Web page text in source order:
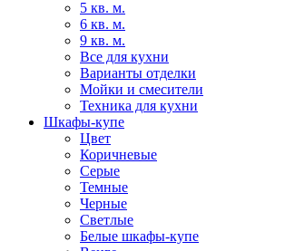
5 кв. м.
6 кв. м.
9 кв. м.
Все для кухни
Варианты отделки
Мойки и смесители
Техника для кухни
Шкафы-купе
Цвет
Коричневые
Серые
Темные
Черные
Светлые
Белые шкафы-купе